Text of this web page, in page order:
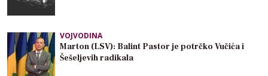
VOJVODINA
Marton (LSV): Balint Pastor je potrčko Vučića i
Šešeljevih radikala